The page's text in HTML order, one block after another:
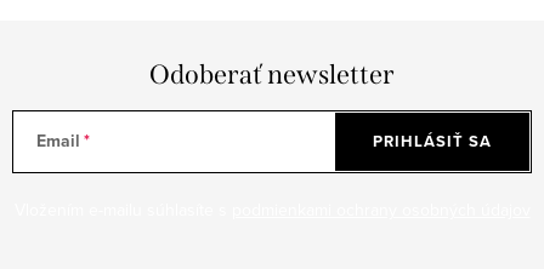
Odoberať newsletter
Email PRIHLÁSIŤ SA